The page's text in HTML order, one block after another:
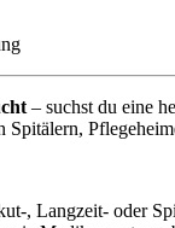
– suchst du eine
Spitälern,
, Langzeit- oder